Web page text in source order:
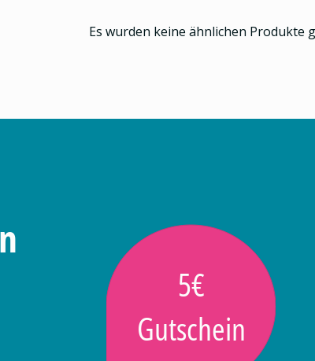
Es wurden keine ähnlichen Produkte
5€
Gutschein